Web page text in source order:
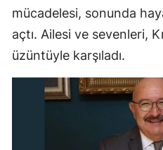
mücadelesi, sonunda
açtı. Ailesi ve sevenleri,
üzüntüyle karşıladı.